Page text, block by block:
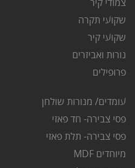
צמודי קיר
שקועי תקרה
שקועי קיר
נורות ואביזרים
פרופילים
עומדים/ מנורות שולחן
פסי צבירה- חד פאזי
פסי צבירה- תלת פאזי
מיוחדים MDF